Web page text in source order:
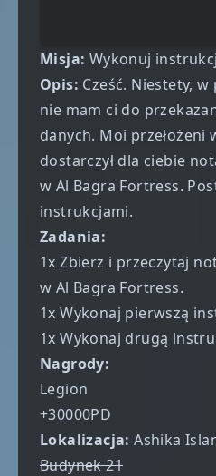
Misja: Wykonuj
Opis: Cześć. Niestety,
nie mam ci do
danych. Moi przełożeni
dostarczył dla ciebie
w Al Bagra Fortress.
instrukcjami.
Zadania:
1x Zbierz i przeczytaj
w Al Bagra Fortress.
1x Wykonaj pierwszą
1x Wykonaj drugą
Nagrody:
Legion
+30000PD
Lokalizacja:Ashika
Budynek 21